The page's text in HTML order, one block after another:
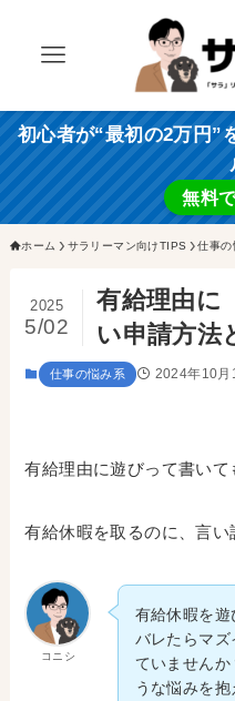
初心者が“最初の2万円”
無料
ホーム サラリーマン向けTIPS 仕事の
有給理由に
い申請方法
2025
5/02
仕事の悩み系 2024年10月
有給理由に遊びって書いて
有給休暇を取るのに、言い
コニシ
有給休暇を遊
バレたらマ
ていませんか
うな悩みを抱